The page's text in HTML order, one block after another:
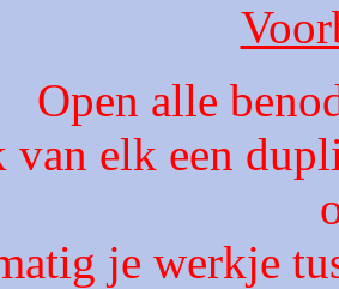
Open alle
van elk een
je werkje